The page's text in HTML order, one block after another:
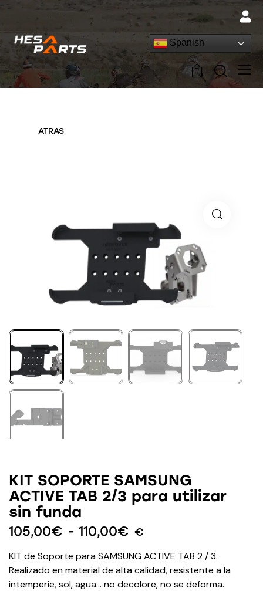
Spanish
0
KIT SOPORTE SAMSUNG
ACTIVE TAB 2/3 para utilizar
sin funda
105,00€ - 110,00€ €
KIT de Soporte para SAMSUNG ACTIVE TAB 2 / 3.
Realizado en material de alta calidad, resistente a la
intemperie, sol, agua… no decolore, no se deforma.